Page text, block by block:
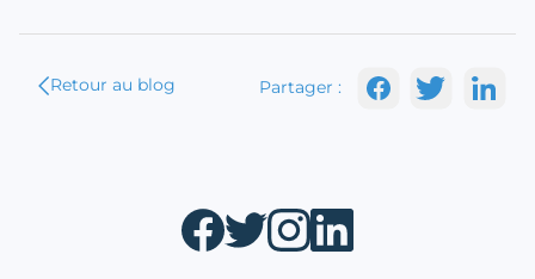
Retour au blog Partager :